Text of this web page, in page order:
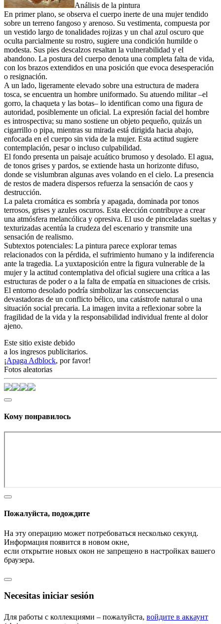
Análisis de la pintura
En primer plano, se observa el cuerpo inerte de una mujer tendido
sobre un terreno fangoso y arenoso. Su vestimenta, compuesta por
un vestido largo de tonalidades rojizas y un chal azul oscuro que
oculta parcialmente su rostro, sugiere una condición humilde o
modesta. Sus pies descalzos resaltan la vulnerabilidad y el
abandono. La postura del cuerpo denota una completa falta de vida,
con los brazos extendidos en una posición que evoca desesperación
o resignación.
A un lado, ligeramente elevado sobre una estructura de madera
tosca, se encuentra un hombre uniformado. Su atuendo militar –el
gorro, la chaqueta y las botas– lo identifican como una figura de
autoridad, posiblemente un oficial. La expresión facial del hombre
es introspectiva; su mano sostiene un objeto pequeño, quizás un
cigarrillo o pipa, mientras su mirada está dirigida hacia abajo,
enfocada en el cuerpo sin vida de la mujer. Esta actitud sugiere
contemplación, pesar o incluso culpabilidad.
El fondo presenta un paisaje acuático brumoso y desolado. El agua,
de tonos grises y pardos, se extiende hasta un horizonte difuso,
donde se vislumbran algunas aves volando en el cielo. La presencia
de restos de madera dispersos refuerza la sensación de caos y
destrucción.
La paleta cromática es sombría y apagada, dominada por tonos
terrosos, grises y azules oscuros. Esta elección contribuye a crear
una atmósfera melancólica y opresiva. El uso de pinceladas sueltas y
texturizadas acentúa la crudeza del escenario y transmite una
sensación de realismo.
Subtextos potenciales: La pintura parece explorar temas
relacionados con la pérdida, el sufrimiento humano y la indiferencia
ante la tragedia. La yuxtaposición entre la figura vulnerable de la
mujer y la actitud contemplativa del oficial sugiere una crítica a las
estructuras de poder o a la falta de empatía en situaciones de crisis.
El entorno desolado podría simbolizar las consecuencias
devastadoras de un conflicto bélico, una catástrofe natural o una
situación social precaria. La imagen invita a reflexionar sobre la
fragilidad de la vida y la responsabilidad individual frente al dolor
ajeno.
Este sitio existe debido
a los ingresos publicitarios.
¡Apaga Adblock, por favor!
Fotos aleatorias
Кому понравилось
Пожалуйста, подождите
На эту операцию может потребоваться несколько секунд.
Информация появится в новом окне,
если открытие новых окон не запрещено в настройках вашего
браузера.
Necesitas iniciar sesión
Для работы с коллекциями – пожалуйста, войдите в аккаунт